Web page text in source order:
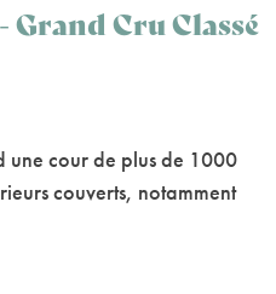
Grand Cru Classé
une cour de plus de 1000
couverts, notamment